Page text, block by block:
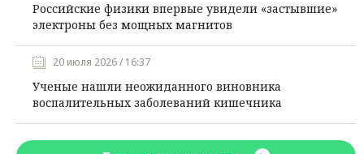
Российские физики впервые увидели «застывшие»
электроны без мощных магнитов
20 июля 2026 / 16:37
Ученые нашли неожиданного виновника
воспалительных заболеваний кишечника